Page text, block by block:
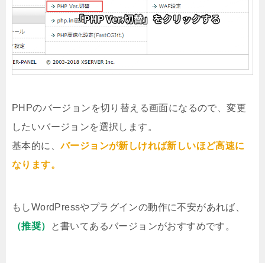
PHPのバージョンを切り替える画面になるので、変更
したいバージョンを選択します。
基本的に、バージョンが新しければ新しいほど高速に
なります。
もしWordPressやプラグインの動作に不安があれば、
（推奨）
と書いてあるバージョンがおすすめです。